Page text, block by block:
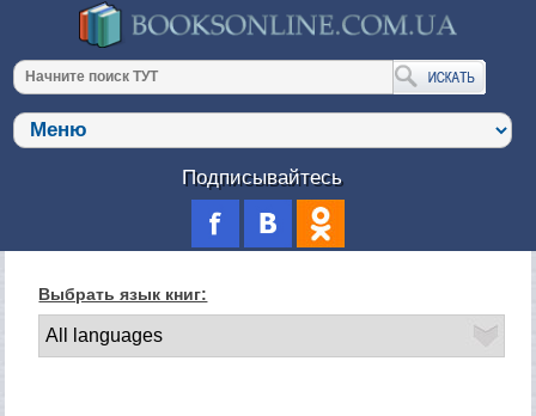
Подписывайтесь
Выбрать язык книг: